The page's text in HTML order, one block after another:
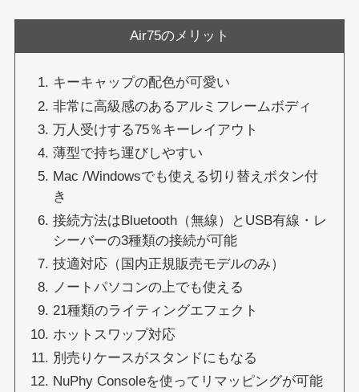
Air75のメリット
キーキャップの配色が可愛い
非常に高級感のあるアルミフレームボディ
万人受けする75％キーレイアウト
薄型で持ち運びしやすい
Mac /Windowsでも使える切り替えボタン付
き
接続方法はBluetooth（無線）とUSB有線・レ
シーバーの3種類の接続が可能
技適対応（国内正規販売モデルのみ）
ノートパソコンの上でも使える
21種類のライティングエフェクト
ホットスワップ対応
別売りケースがスタンドにもなる
NuPhy Consoleを使ってリマッピングが可能